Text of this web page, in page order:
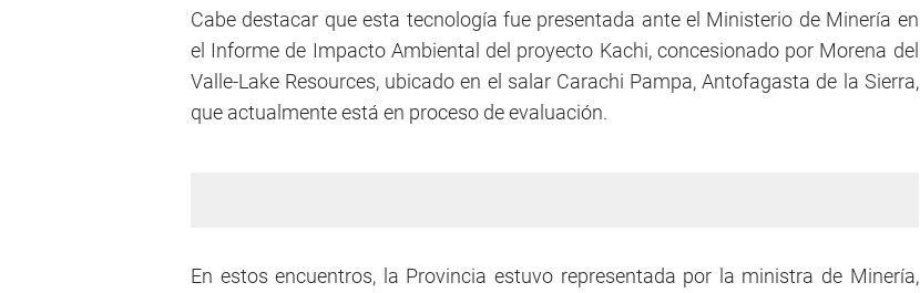
Cabe destacar que esta tecnología fue presentada ante el Ministerio de Minería en
el Informe de Impacto Ambiental del proyecto Kachi, concesionado por Morena del
Valle-Lake Resources, ubicado en el salar Carachi Pampa, Antofagasta de la Sierra,
que actualmente está en proceso de evaluación.
En estos encuentros, la Provincia estuvo representada por la ministra de Minería,